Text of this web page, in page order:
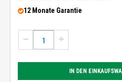
12 Monate Garantie
IN DEN